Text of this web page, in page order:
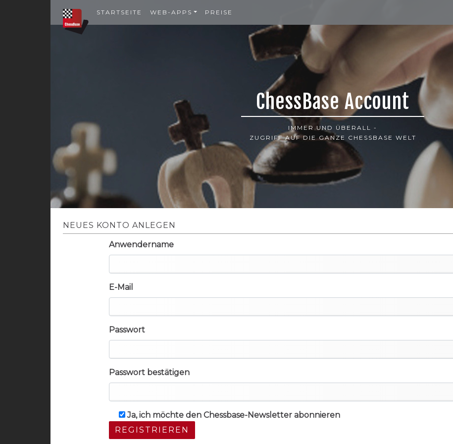
STARTSEITE WEB-APPS PREISE
ChessBase Account
IMMER UND ÜBERALL -
ZUGRIFF AUF DIE GANZE CHESSBASE WELT
NEUES KONTO ANLEGEN
Anwendername
E-Mail
Passwort
Passwort bestätigen
Ja, ich möchte den Chessbase-Newsletter abonnieren
REGISTRIEREN